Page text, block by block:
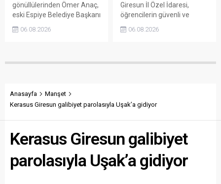
gönüllülerinden Ömer Anaç,
eski Espiye Belediye Başkanı
Soner Karaman’ın vefatının
34’üncü yılı dolayısıyla
kaybetmiş tüm belediye
06.08.2026
Giresun İl Özel İdaresi,
öğrencilerin güvenli ve
modern alanlarda spor
yapabilmesi amacıyla 22
dönüştürdü. Tamamlanan
aldı.
06.08.2026
Anasayfa
Manşet
Kerasus Giresun galibiyet parolasıyla Uşak’a gidiyor
Kerasus Giresun galibiyet
parolasıyla Uşak’a gidiyor